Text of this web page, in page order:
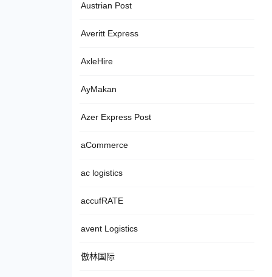
Austrian Post
Averitt Express
AxleHire
AyMakan
Azer Express Post
aCommerce
ac logistics
accufRATE
avent Logistics
傲林国际